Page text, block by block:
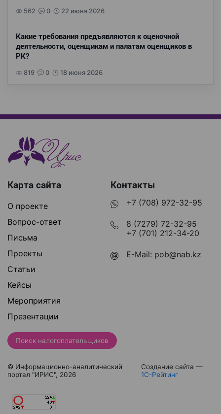
562 0 22 июня 2026
Какие требования предъявляются к оценочной
деятельности, оценщикам и палатам оценщиков в
РК?
819 0 18 июня 2026
Карта сайта
О проекте
Вопрос-ответ
Письма
Проекты
Статьи
Кейсы
Мероприятия
Презентации
Контакты
+7 (708) 972-32-95
8 (7279) 72-32-95
+7 (701) 212-34-20
E-Mail: pob@nab.kz
Поиск налогоплательщиков
© Информационно-аналитический
портал "ИРИС", 2026
Создание сайта —
1С-Рейтинг